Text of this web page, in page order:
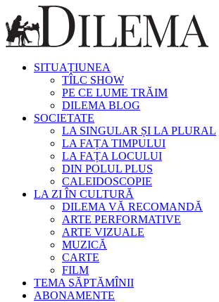
SITUAȚIUNEA
TÎLC SHOW
PE CE LUME TRĂIM
DILEMA BLOG
SOCIETATE
LA SINGULAR ȘI LA PLURAL
LA FAȚA TIMPULUI
LA FAȚA LOCULUI
DIN POLUL PLUS
CALEIDOSCOPIE
LA ZI ÎN CULTURĂ
DILEMA VĂ RECOMANDĂ
ARTE PERFORMATIVE
ARTE VIZUALE
MUZICĂ
CARTE
FILM
TEMA SĂPTĂMÎNII
ABONAMENTE